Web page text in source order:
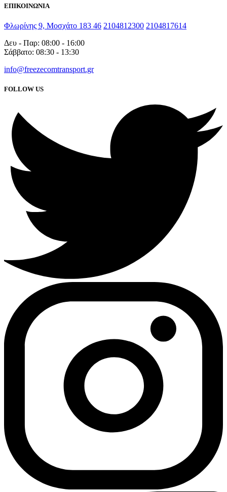
ΕΠΙΚΟΙΝΩΝΙΑ
Φλωρίνης 9, Μοσχάτο 183 46 2104812300 2104817614
Δευ - Παρ: 08:00 - 16:00
Σάββατο: 08:30 - 13:30
info@freezecomtransport.gr
FOLLOW US